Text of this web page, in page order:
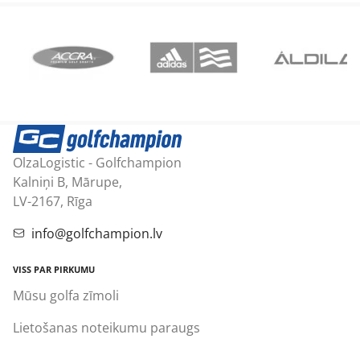
OlzaLogistic - Golfchampion
Kalniņi B, Mārupe,
LV-2167, Rīga
info@golfchampion.lv
VISS PAR PIRKUMU
Mūsu golfa zīmoli
Lietošanas noteikumu paraugs